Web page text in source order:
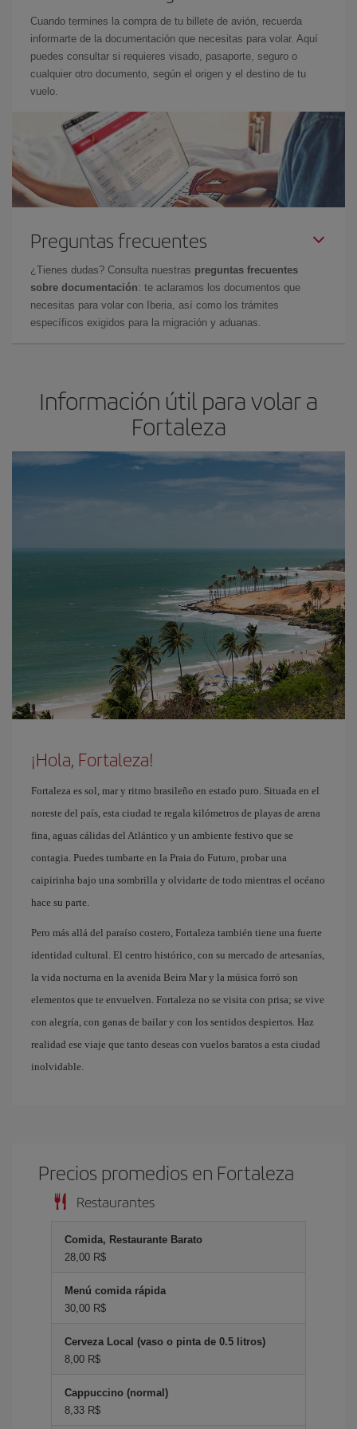
Cuando termines la compra de tu billete de avión, recuerda
informarte de la documentación que necesitas para volar. Aquí
puedes consultar si requieres visado, pasaporte, seguro o
cualquier otro documento, según el origen y el destino de tu
vuelo.
Preguntas frecuentes
¿Tienes dudas? Consulta nuestras preguntas frecuentes
sobre documentación: te aclaramos los documentos que
necesitas para volar con Iberia, así como los trámites
específicos exigidos para la migración y aduanas.
Información útil para volar a
Fortaleza
¡Hola, Fortaleza!
Fortaleza es sol, mar y ritmo brasileño en estado puro. Situada en el
noreste del país, esta ciudad te regala kilómetros de playas de arena
fina, aguas cálidas del Atlántico y un ambiente festivo que se
contagia. Puedes tumbarte en la Praia do Futuro, probar una
caipirinha bajo una sombrilla y olvidarte de todo mientras el océano
hace su parte.
Pero más allá del paraíso costero, Fortaleza también tiene una fuerte
identidad cultural. El centro histórico, con su mercado de artesanías,
la vida nocturna en la avenida Beira Mar y la música forró son
elementos que te envuelven. Fortaleza no se visita con prisa; se vive
con alegría, con ganas de bailar y con los sentidos despiertos. Haz
realidad ese viaje que tanto deseas con vuelos baratos a esta ciudad
inolvidable.
Precios promedios en Fortaleza
Restaurantes
Comida, Restaurante Barato
28,00 R$
Menú comida rápida
30,00 R$
Cerveza Local (vaso o pinta de 0.5 litros)
8,00 R$
Cappuccino (normal)
8,33 R$